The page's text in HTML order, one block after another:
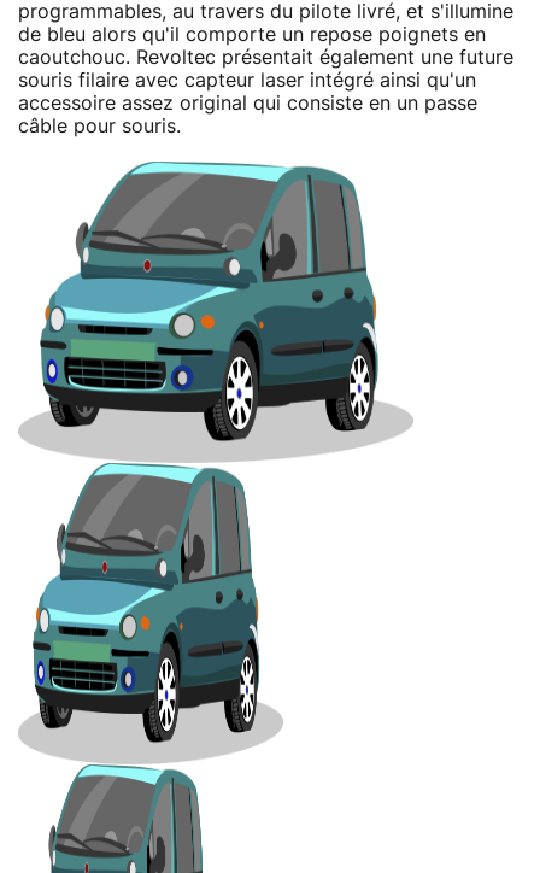
programmables, au travers du pilote livré, et s'illumine
de bleu alors qu'il comporte un repose poignets en
caoutchouc. Revoltec présentait également une future
souris filaire avec capteur laser intégré ainsi qu'un
accessoire assez original qui consiste en un passe
câble pour souris.